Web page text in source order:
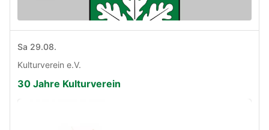
Sa 29.08.
Kulturverein e.V.
30 Jahre Kulturverein